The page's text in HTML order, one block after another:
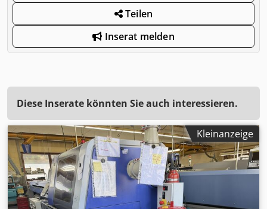
Teilen
Inserat melden
Diese Inserate könnten Sie auch interessieren.
Kleinanzeige